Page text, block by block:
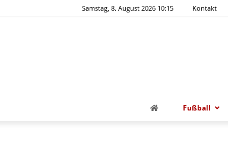
Samstag, 8. August 2026 10:15 Kontakt
Fußball